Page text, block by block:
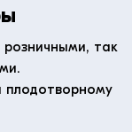
так
плодотворному